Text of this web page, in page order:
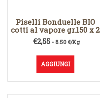
Piselli Bonduelle BIO
cotti al vapore gr.150 x 2
€2,55 - 8.50 €/Kg
AGGIUNGI